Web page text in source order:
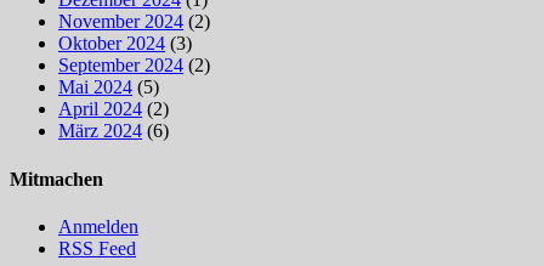
November 2024 (2)
Oktober 2024 (3)
September 2024 (2)
Mai 2024 (5)
April 2024 (2)
März 2024 (6)
Mitmachen
Anmelden
RSS Feed